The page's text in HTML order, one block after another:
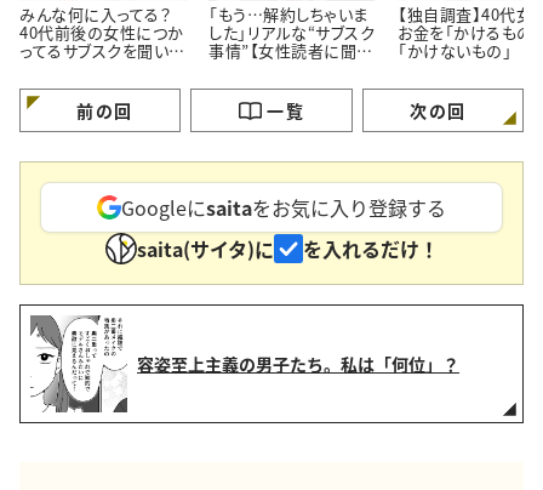
みんな何に入ってる？
40代前後の女性につか
ってるサブスクを聞いて
「もう…解約しちゃいま
した」リアルな“サブスク
事情”【女性読者に聞い
【独自調査】40代女
お金を「かけるもの」
「かけないもの」
前の回 一覧 次の回
Googleにsaitaをお気に入り登録する
saita(サイタ)に
を入れるだけ！
容姿至上主義の男子たち。私は「何位」？